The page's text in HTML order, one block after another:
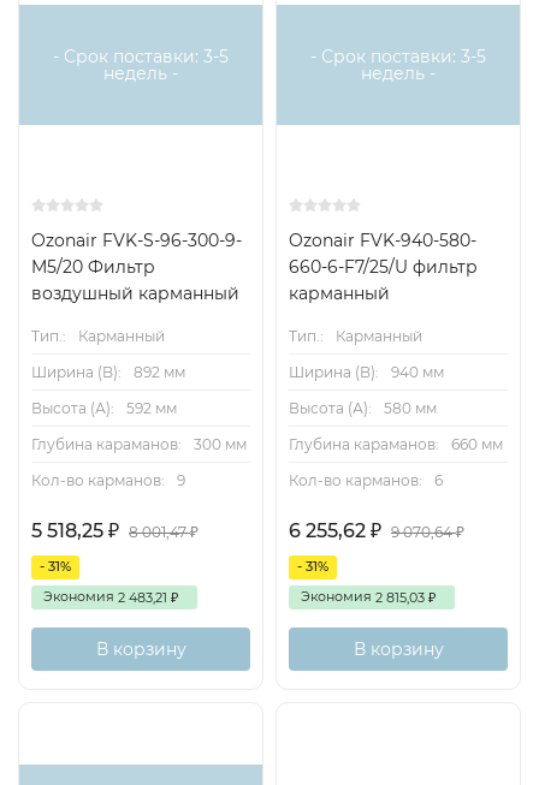
- Срок поставки: 3-5
недель -
Ozonair FVK-S-96-300-9-
M5/20 Фильтр
воздушный карманный
Тип.:
Карманный
Ширина (B):
892 мм
Высота (А):
592 мм
Глубина караманов:
300 мм
Кол-во карманов:
9
5 518,25 ₽ 8 001,47₽
- 31%
Экономия 2 483,21 ₽
В корзину
- Срок поставки: 3-5
недель -
Ozonair FVK-940-580-
660-6-F7/25/U фильтр
карманный
Тип.:
Карманный
Ширина (B):
940 мм
Высота (А):
580 мм
Глубина караманов:
660 мм
Кол-во карманов:
6
6 255,62 ₽ 9 070,64₽
- 31%
Экономия 2 815,03 ₽
В корзину